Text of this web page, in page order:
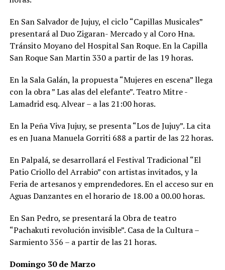
En San Salvador de Jujuy, el ciclo “Capillas Musicales”
presentará al Duo Zigaran- Mercado y al Coro Hna.
Tránsito Moyano del Hospital San Roque. En la Capilla
San Roque San Martin 330 a partir de las 19 horas.
En la Sala Galán, la propuesta “Mujeres en escena” llega
con la obra ” Las alas del elefante”. Teatro Mitre -
Lamadrid esq. Alvear – a las 21:00 horas.
En la Peña Viva Jujuy, se presenta “Los de Jujuy”. La cita
es en Juana Manuela Gorriti 688 a partir de las 22 horas.
En Palpalá, se desarrollará el Festival Tradicional “El
Patio Criollo del Arrabio” con artistas invitados, y la
Feria de artesanos y emprendedores. En el acceso sur en
Aguas Danzantes en el horario de 18.00 a 00.00 horas.
En San Pedro, se presentará la Obra de teatro
“Pachakuti revolución invisible”. Casa de la Cultura –
Sarmiento 356 – a partir de las 21 horas.
Domingo 30 de Marzo